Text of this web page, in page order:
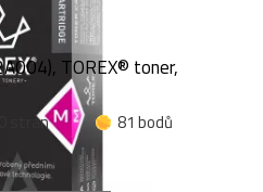
TOREX® toner,
stran
81 bodů